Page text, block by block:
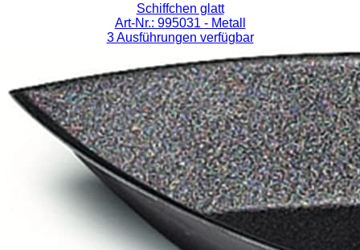
Schiffchen glatt
Art-Nr.: 995031 - Metall
3 Ausführungen verfügbar